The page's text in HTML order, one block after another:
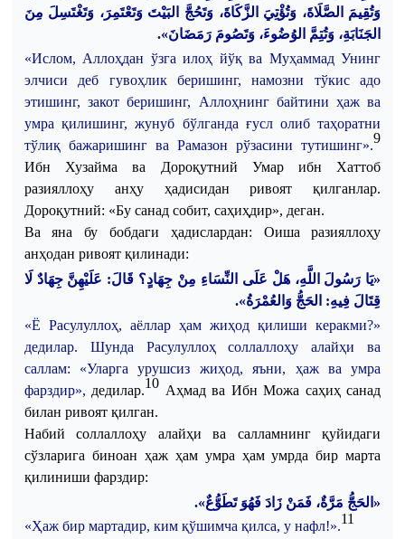
وَتُقِيمَ الصَّلَاةَ، وَتُؤْتِيَ الزَّكَاةَ، وَتَحُجَّ البَيْتَ وَتَعْتَمِرَ، وَتَغْتَسِلَ مِنَ
الجَنَابَةِ، وَتُتِمَّ الوُضُوءَ، وَتَصُومَ رَمَضَانَ».
«Ислом, Аллоҳдан ўзга илоҳ йўқ ва Муҳаммад Унинг
элчиси
деб гувоҳлик беришинг,намозни тўкис
адо
этишинг, закот беришинг, Аллоҳнинг байтини ҳаж ва
умра қилишинг,жунуб бўлганда ғусл олиб таҳоратни
тўлиқ бажаришинг ва Рамазон рўзасини тутишинг».9
Ибн
Хузайма ва Дороқутний Умар ибн
Хаттоб
разияллоҳу
анҳу ҳадисидан ривоят қилганлар.
Дороқутний: «Бу санад собит, саҳиҳдир», деган.
Ва
яна бу бобдаги ҳадислардан: Оиша
разияллоҳу
анҳодан ривоят қилинади:
«يَا رَسُولَ اللَّهِ، هَلْ عَلَى النِّسَاءِ مِنْ جِهَادٍ؟ قَالَ: عَلَيْهِنَّ جِهَادٌ لَا
قِتَالَ فِيهِ: الحَجُّ وَالعُمْرَةُ».
«Ё Расулуллоҳ, аёллар ҳам жиҳод қилиши керакми?»
дедилар. Шунда Расулуллоҳ соллаллоҳу алайҳи
ва
саллам: «Уларга урушсиз жиҳод,яъни, ҳаж ва
умра
фарздир», дедилар.10 Аҳмад ва Ибн Можа саҳиҳ санад
билан ривоят қилган.
Набий
соллаллоҳу алайҳи ва салламнинг
қуйидаги
сўзларига биноан ҳаж ҳам умра ҳам умрда бир марта
қилиниши фарздир:
«الحَجُّ مَرَّةٌ، فَمَنْ زَادَ فَهُوَ تَطَوُّعٌ».
«Ҳаж бир мартадир, ким қўшимча қилса, у нафл!».11